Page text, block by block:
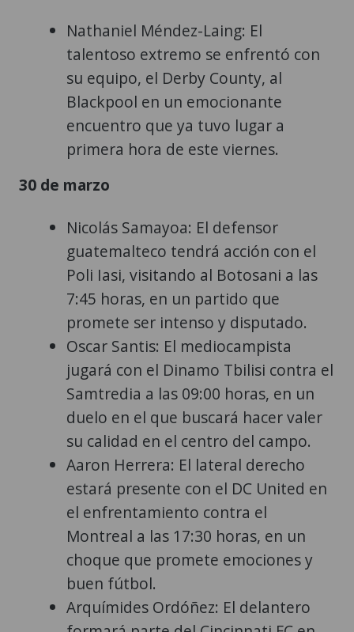
Nathaniel Méndez-Laing: El
talentoso extremo se enfrentó con
su equipo, el Derby County, al
Blackpool en un emocionante
encuentro que ya tuvo lugar a
primera hora de este viernes.
30 de marzo
Nicolás Samayoa: El defensor
guatemalteco tendrá acción con el
Poli Iasi, visitando al Botosani a las
7:45 horas, en un partido que
promete ser intenso y disputado.
Oscar Santis: El mediocampista
jugará con el Dinamo Tbilisi contra el
Samtredia a las 09:00 horas, en un
duelo en el que buscará hacer valer
su calidad en el centro del campo.
Aaron Herrera: El lateral derecho
estará presente con el DC United en
el enfrentamiento contra el
Montreal a las 17:30 horas, en un
choque que promete emociones y
buen fútbol.
Arquímides Ordóñez: El delantero